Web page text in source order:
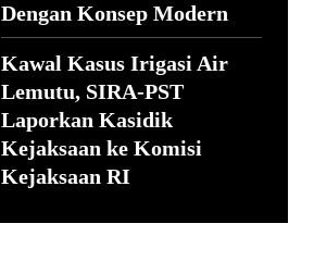
Dengan Konsep Modern
Kawal Kasus Irigasi Air
Lemutu, SIRA-PST
Laporkan Kasidik
Kejaksaan ke Komisi
Kejaksaan RI